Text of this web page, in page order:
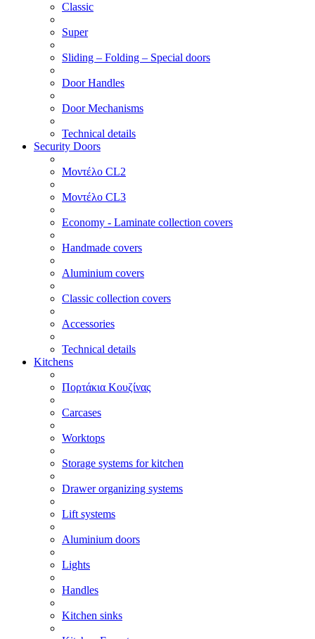
Classic
Super
Sliding – Folding – Special doors
Door Handles
Door Mechanisms
Technical details
Security Doors
Μοντέλο CL2
Μοντέλο CL3
Economy - Laminate collection covers
Handmade covers
Aluminium covers
Classic collection covers
Accessories
Technical details
Kitchens
Πορτάκια Κουζίνας
Carcases
Worktops
Storage systems for kitchen
Drawer organizing systems
Lift systems
Aluminium doors
Lights
Handles
Kitchen sinks